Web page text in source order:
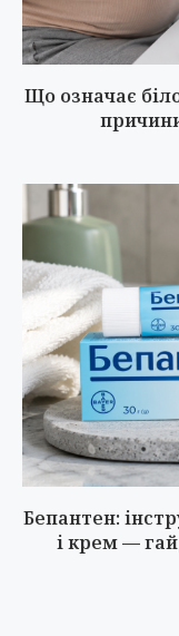
Що означає
Бепантен:
і крем —